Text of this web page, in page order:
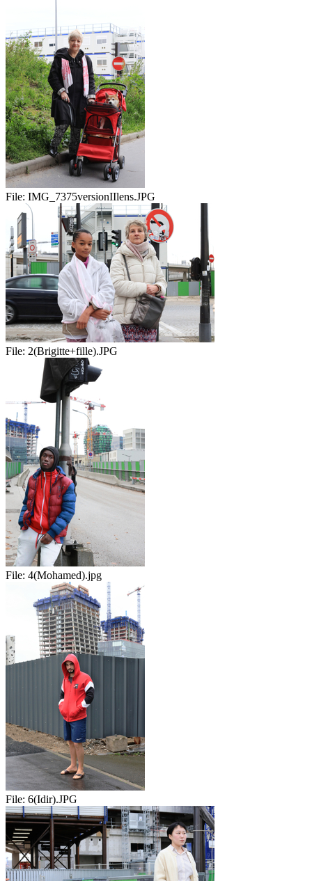
File: IMG_7375versionIIlens.JPG
File: 2(Brigitte+fille).JPG
File: 4(Mohamed).jpg
File: 6(Idir).JPG